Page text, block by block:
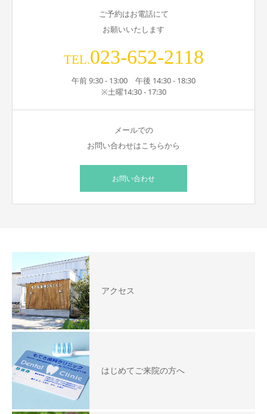
ご予約はお電話にて
お願いいたします
TEL.023-652-2118
午前 9:30 - 13:00 午後 14:30 - 18:30
※土曜14:30 - 17:30
メールでの
お問い合わせはこちらから
お問い合わせ
アクセス
はじめてご来院の方へ